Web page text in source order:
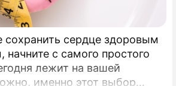
сохранить сердце здоровым
начните с самого простого
лежит на вашей
именно этот выбор